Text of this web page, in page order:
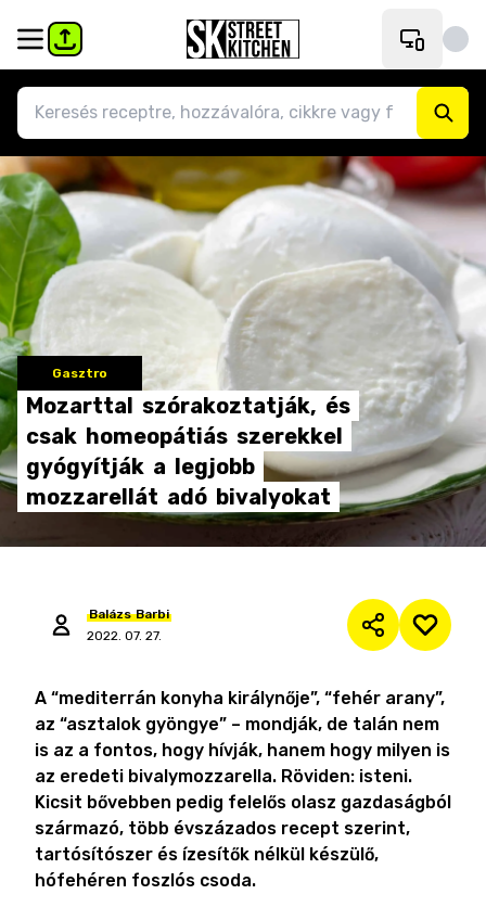
Gasztro
Mozarttal szórakoztatják, és
csak homeopátiás szerekkel
gyógyítják a legjobb
mozzarellát adó bivalyokat
Balázs Barbi
2022. 07. 27.
A “mediterrán konyha királynője”, “fehér arany”,
az “asztalok gyöngye” – mondják, de talán nem
is az a fontos, hogy hívják, hanem hogy milyen is
az eredeti bivalymozzarella. Röviden: isteni.
Kicsit bővebben pedig felelős olasz gazdaságból
származó, több évszázados recept szerint,
tartósítószer és ízesítők nélkül készülő,
hófehéren foszlós csoda.